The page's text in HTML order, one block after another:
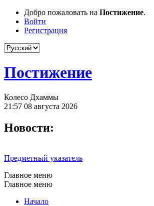
Добро пожаловать на Постижение.
Войти
Регистрация
Постижение
Колесо Дхаммы
21:57 08 августа 2026
Новости:
Предметный указатель
Главное меню
Главное меню
Начало